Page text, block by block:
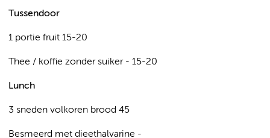
Tussendoor
1 portie fruit 15-20
Thee / koffie zonder suiker - 15-20
Lunch
3 sneden volkoren brood 45
Besmeerd met dieethalvarine -